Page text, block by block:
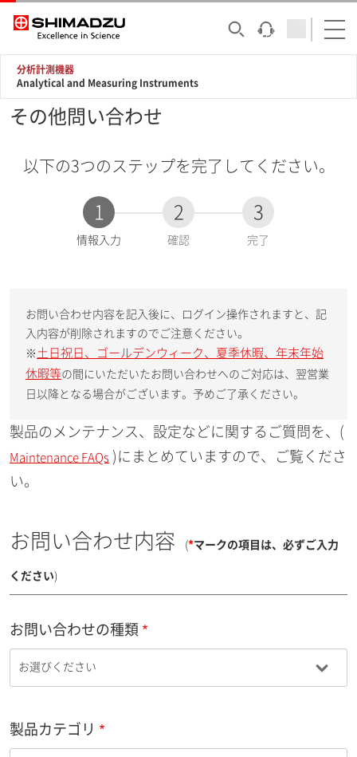
分析計測機器
Analytical and Measuring Instruments
その他問い合わせ
以下の3つのステップを完了してください。
1
現
情報入力
2
確認
3
完了
お問い合わせ内容を記入後に、ログイン操作されますと、記
入内容が削除されますのでご注意ください。
※ 土日祝日、ゴールデンウィーク、夏季休暇、年末年始
休暇等の間にいただいたお問い合わせへのご対応は、翌営業
日以降となる場合がございます。予めご了承ください。
製品のメンテナンス、設定などに関するご質問を、(
Maintenance FAQs )にまとめていますので、ご覧くださ
い。
お問い合わせ内容 (*マークの項目は、必ずご入力
ください)
お問い合わせの種類
製品カテゴリ